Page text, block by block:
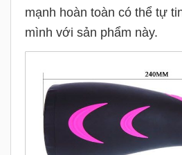
mạnh hoàn toàn có thể tự
mình với sản phẩm này.